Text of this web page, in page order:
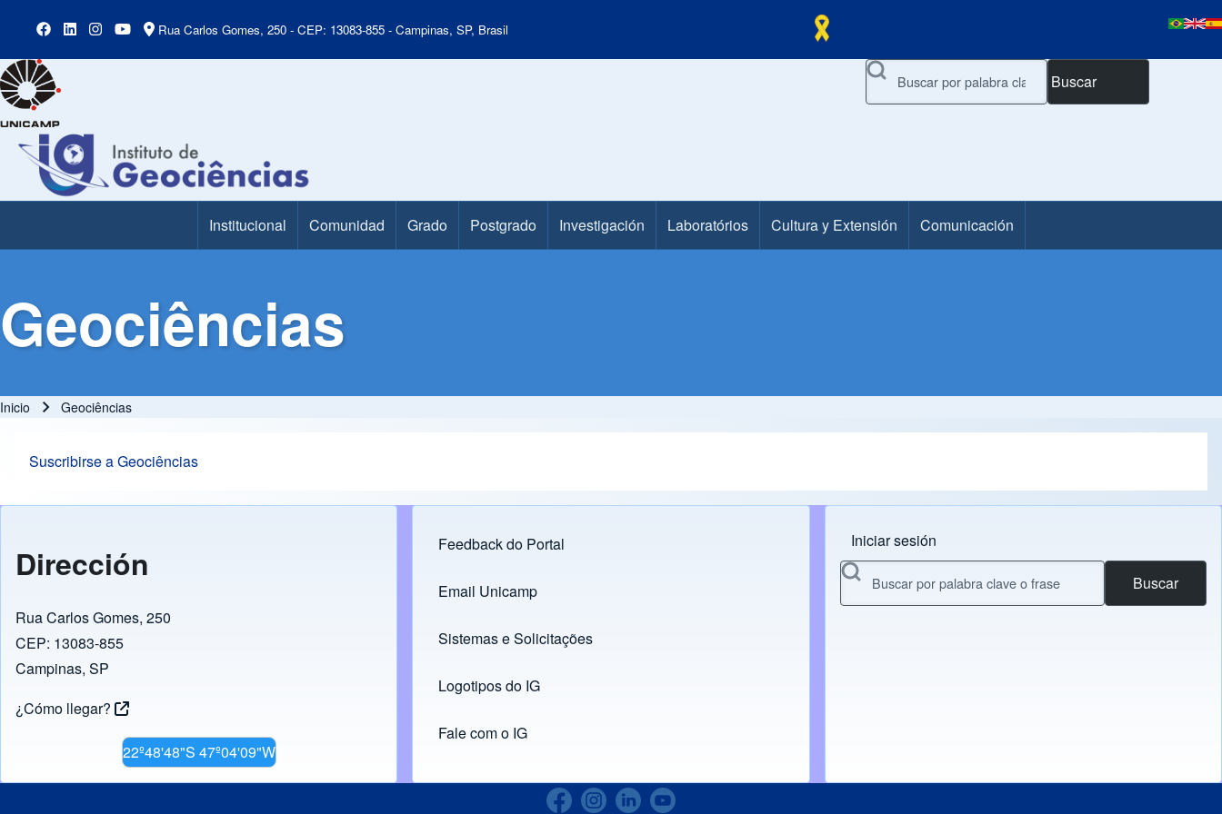
Rua Carlos Gomes, 250 - CEP: 13083-855 - Campinas, SP, Brasil
Buscar
Main Menu Institucional Comunidad Grado Postgrado Investigación Laboratórios Cultura y Extensión Comunicación
Geociências
Inicio Geociências
Suscribirse a Geociências
Dirección
Rua Carlos Gomes, 250
CEP: 13083-855
Campinas, SP
¿Cómo llegar?
22º48'48"S 47º04'09"W
Footer menu
Feedback do Portal
Links
Email Unicamp
(opens in new tab)
Sistemas e Solicitações
(opens in new tab)
Logotipos do IG
(opens in new tab)
Fale com o IG
Menu do usuário
Iniciar sesión
Buscar